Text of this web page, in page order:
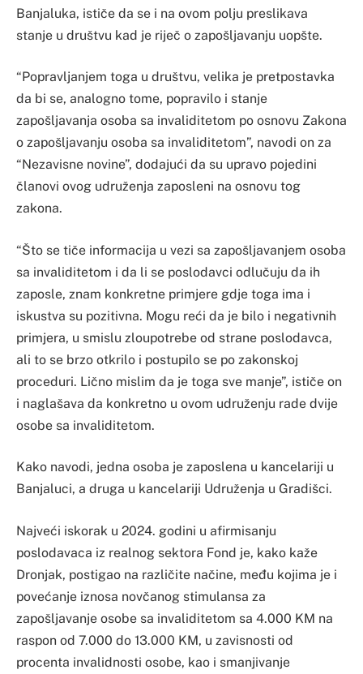
Banjaluka, ističe da se i na ovom polju preslikava
stanje u društvu kad je riječ o zapošljavanju uopšte.
“Popravljanjem toga u društvu, velika je pretpostavka
da bi se, analogno tome, popravilo i stanje
zapošljavanja osoba sa invaliditetom po osnovu Zakona
o zapošljavanju osoba sa invaliditetom”, navodi on za
“Nezavisne novine”, dodajući da su upravo pojedini
članovi ovog udruženja zaposleni na osnovu tog
zakona.
“Što se tiče informacija u vezi sa zapošljavanjem osoba
sa invaliditetom i da li se poslodavci odlučuju da ih
zaposle, znam konkretne primjere gdje toga ima i
iskustva su pozitivna. Mogu reći da je bilo i negativnih
primjera, u smislu zloupotrebe od strane poslodavca,
ali to se brzo otkrilo i postupilo se po zakonskoj
proceduri. Lično mislim da je toga sve manje”, ističe on
i naglašava da konkretno u ovom udruženju rade dvije
osobe sa invaliditetom.
Kako navodi, jedna osoba je zaposlena u kancelariji u
Banjaluci, a druga u kancelariji Udruženja u Gradišci.
Najveći iskorak u 2024. godini u afirmisanju
poslodavaca iz realnog sektora Fond je, kako kaže
Dronjak, postigao na različite načine, među kojima je i
povećanje iznosa novčanog stimulansa za
zapošljavanje osobe sa invaliditetom sa 4.000 KM na
raspon od 7.000 do 13.000 KM, u zavisnosti od
procenta invalidnosti osobe, kao i smanjivanje